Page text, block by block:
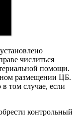
числиться
помощи.
размещении ЦБ.
том случае, если
контрольный